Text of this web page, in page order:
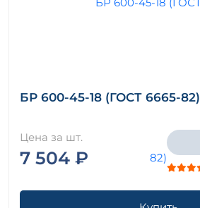
БР 600-45-18 (ГОСТ 6665-82)
Цена за шт.
7 504 ₽